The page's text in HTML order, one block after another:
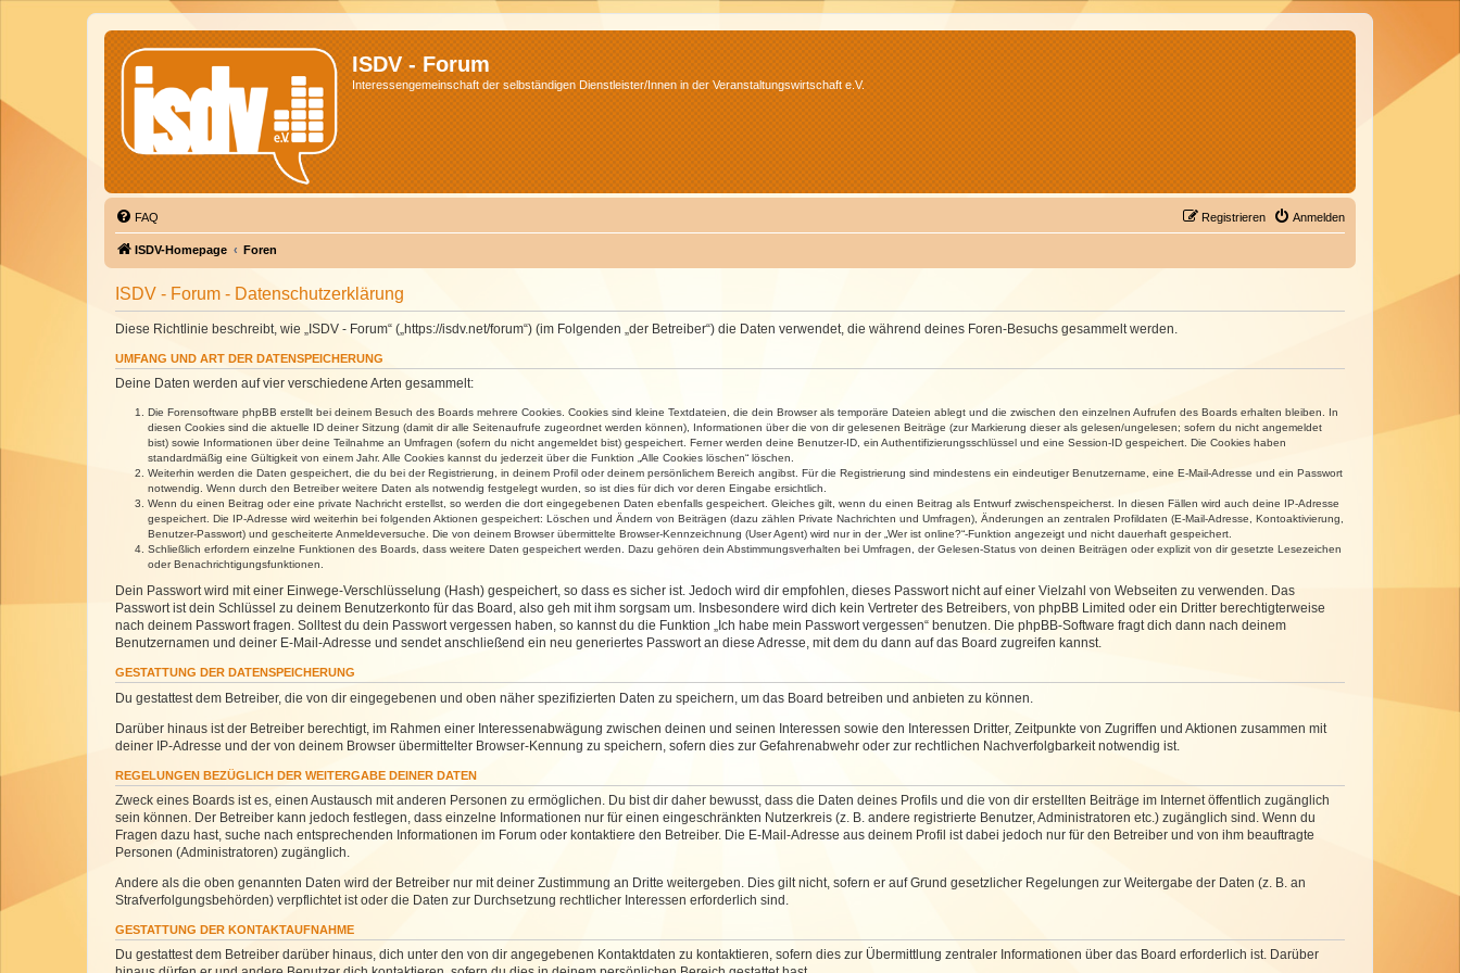
ISDV - Forum
Interessengemeinschaft der selbständigen Dienstleister/Innen in der Veranstaltungswirtschaft e.V.
FAQ Anmelden
Registrieren
ISDV-Homepage Foren
ISDV - Forum - Datenschutzerklärung
Diese Richtlinie beschreibt, wie „ISDV - Forum“ („https://isdv.net/forum“) (im Folgenden „der Betreiber“) die Daten verwendet, die während deines Foren-Besuchs gesammelt werden.
UMFANG UND ART DER DATENSPEICHERUNG
Deine Daten werden auf vier verschiedene Arten gesammelt:
Die Forensoftware phpBB erstellt bei deinem Besuch des Boards mehrere Cookies. Cookies sind kleine Textdateien, die dein Browser als temporäre Dateien ablegt und die zwischen den einzelnen Aufrufen des Boards erhalten bleiben. In
diesen Cookies sind die aktuelle ID deiner Sitzung (damit dir alle Seitenaufrufe zugeordnet werden können), Informationen über die von dir gelesenen Beiträge (zur Markierung dieser als gelesen/ungelesen; sofern du nicht angemeldet
bist) sowie Informationen über deine Teilnahme an Umfragen (sofern du nicht angemeldet bist) gespeichert. Ferner werden deine Benutzer-ID, ein Authentifizierungsschlüssel und eine Session-ID gespeichert. Die Cookies haben
standardmäßig eine Gültigkeit von einem Jahr. Alle Cookies kannst du jederzeit über die Funktion „Alle Cookies löschen“ löschen.
Weiterhin werden die Daten gespeichert, die du bei der Registrierung, in deinem Profil oder deinem persönlichem Bereich angibst. Für die Registrierung sind mindestens ein eindeutiger Benutzername, eine E-Mail-Adresse und ein Passwort
notwendig. Wenn durch den Betreiber weitere Daten als notwendig festgelegt wurden, so ist dies für dich vor deren Eingabe ersichtlich.
Wenn du einen Beitrag oder eine private Nachricht erstellst, so werden die dort eingegebenen Daten ebenfalls gespeichert. Gleiches gilt, wenn du einen Beitrag als Entwurf zwischenspeicherst. In diesen Fällen wird auch deine IP-Adresse
gespeichert. Die IP-Adresse wird weiterhin bei folgenden Aktionen gespeichert: Löschen und Ändern von Beiträgen (dazu zählen Private Nachrichten und Umfragen), Änderungen an zentralen Profildaten (E-Mail-Adresse, Kontoaktivierung,
Benutzer-Passwort) und gescheiterte Anmeldeversuche. Die von deinem Browser übermittelte Browser-Kennzeichnung (User Agent) wird nur in der „Wer ist online?“-Funktion angezeigt und nicht dauerhaft gespeichert.
Schließlich erfordern einzelne Funktionen des Boards, dass weitere Daten gespeichert werden. Dazu gehören dein Abstimmungsverhalten bei Umfragen, der Gelesen-Status von deinen Beiträgen oder explizit von dir gesetzte Lesezeichen
oder Benachrichtigungsfunktionen.
Dein Passwort wird mit einer Einwege-Verschlüsselung (Hash) gespeichert, so dass es sicher ist. Jedoch wird dir empfohlen, dieses Passwort nicht auf einer Vielzahl von Webseiten zu verwenden. Das
Passwort ist dein Schlüssel zu deinem Benutzerkonto für das Board, also geh mit ihm sorgsam um. Insbesondere wird dich kein Vertreter des Betreibers, von phpBB Limited oder ein Dritter berechtigterweise
nach deinem Passwort fragen. Solltest du dein Passwort vergessen haben, so kannst du die Funktion „Ich habe mein Passwort vergessen“ benutzen. Die phpBB-Software fragt dich dann nach deinem
Benutzernamen und deiner E-Mail-Adresse und sendet anschließend ein neu generiertes Passwort an diese Adresse, mit dem du dann auf das Board zugreifen kannst.
GESTATTUNG DER DATENSPEICHERUNG
Du gestattest dem Betreiber, die von dir eingegebenen und oben näher spezifizierten Daten zu speichern, um das Board betreiben und anbieten zu können.
Darüber hinaus ist der Betreiber berechtigt, im Rahmen einer Interessenabwägung zwischen deinen und seinen Interessen sowie den Interessen Dritter, Zeitpunkte von Zugriffen und Aktionen zusammen mit
deiner IP-Adresse und der von deinem Browser übermittelter Browser-Kennung zu speichern, sofern dies zur Gefahrenabwehr oder zur rechtlichen Nachverfolgbarkeit notwendig ist.
REGELUNGEN BEZÜGLICH DER WEITERGABE DEINER DATEN
Zweck eines Boards ist es, einen Austausch mit anderen Personen zu ermöglichen. Du bist dir daher bewusst, dass die Daten deines Profils und die von dir erstellten Beiträge im Internet öffentlich zugänglich
sein können. Der Betreiber kann jedoch festlegen, dass einzelne Informationen nur für einen eingeschränkten Nutzerkreis (z. B. andere registrierte Benutzer, Administratoren etc.) zugänglich sind. Wenn du
Fragen dazu hast, suche nach entsprechenden Informationen im Forum oder kontaktiere den Betreiber. Die E-Mail-Adresse aus deinem Profil ist dabei jedoch nur für den Betreiber und von ihm beauftragte
Personen (Administratoren) zugänglich.
Andere als die oben genannten Daten wird der Betreiber nur mit deiner Zustimmung an Dritte weitergeben. Dies gilt nicht, sofern er auf Grund gesetzlicher Regelungen zur Weitergabe der Daten (z. B. an
Strafverfolgungsbehörden) verpflichtet ist oder die Daten zur Durchsetzung rechtlicher Interessen erforderlich sind.
GESTATTUNG DER KONTAKTAUFNAHME
Du gestattest dem Betreiber darüber hinaus, dich unter den von dir angegebenen Kontaktdaten zu kontaktieren, sofern dies zur Übermittlung zentraler Informationen über das Board erforderlich ist. Darüber